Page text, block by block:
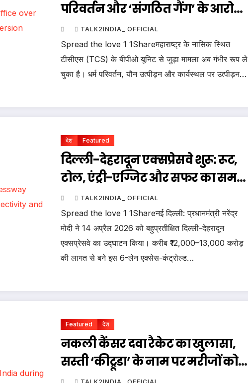
परिवर्तन और ‘संगठित गैंग’ के आरोपों
में 9 FIR दर्ज
TALK2INDIA_ OFFICIAL
Spread the love 1 1Shareमहाराष्ट्र के नासिक स्थित
टीसीएस (TCS) के बीपीओ यूनिट से जुड़ा मामला अब गंभीर रूप ले
चुका है। धर्म परिवर्तन, यौन उत्पीड़न और कार्यस्थल पर उत्पीड़न…
देश Featured
दिल्ली-देहरादून एक्सप्रेसवे शुरू: रूट,
टोल, एंट्री-एग्जिट और सफर का समय
—जानें पूरी जानकारी
TALK2INDIA_ OFFICIAL
Spread the love 1 1Shareनई दिल्ली: प्रधानमंत्री नरेंद्र
मोदी ने 14 अप्रैल 2026 को बहुप्रतीक्षित दिल्ली-देहरादून
एक्सप्रेसवे का उद्घाटन किया। करीब ₹12,000–13,000 करोड़
की लागत से बने इस 6-लेन एक्सेस-कंट्रोल्ड…
Featured देश
नकली कैंसर दवा रैकेट का खुलासा,
सस्ती ‘कीट्रूडा’ के नाम पर मरीजों को
बेची गई फर्जी दवाएं